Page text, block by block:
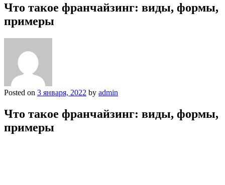
Что такое франчайзинг: виды, формы,
примеры
Posted on 3 января, 2022 by admin
Что такое франчайзинг: виды, формы,
примеры